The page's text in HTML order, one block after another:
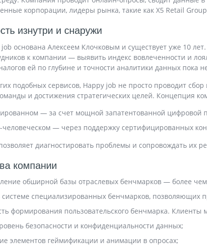
корпорации, лидеры рынка, такие как X5 Retail
изнутри и снаружи
основана Алексеем Клочковым и существует уже 10 лет.
к компании — выявить индекс вовлеченности и
ей по глубине и точности аналитики данных пока
подобных сервисов, Happy job не просто проводит
и достижения стратегических целей. Концепция
— за счет мощной запатентованной цифровой
человеческом — через поддержку сертифицированных
диагностировать проблемы и сопровождать их
компании
обширной базы отраслевых бенчмарков — более чем
специализированных бенчмарков, позволяющих
формирования пользовательского бенчмарка. Клиенты
безопасности и конфиденциальности данных;
элементов геймификации и анимации в опросах;